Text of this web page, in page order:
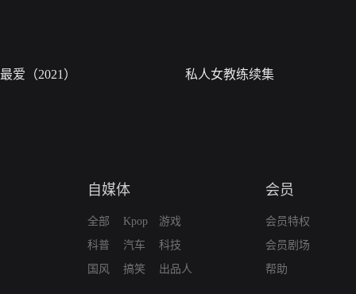
最爱（2021） 私人女教练续集
自媒体
全部
科普
国风
Kpop
汽车
搞笑
游戏
科技
出品人
会员
会员特权
会员剧场
帮助